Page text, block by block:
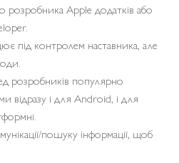
розробника Apple додатків або
під контролем наставника, але
розробників популярно
відразу і для Android, і для
пошуку інформації, щоб